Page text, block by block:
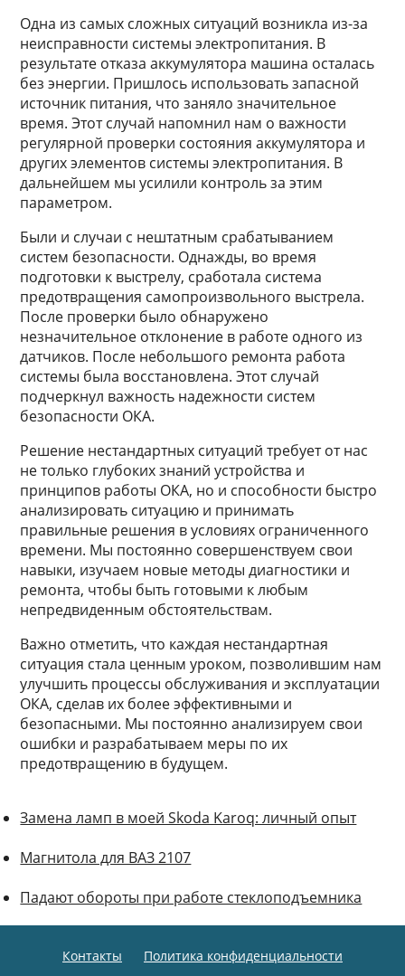
Одна из самых сложных ситуаций возникла из-за
неисправности системы электропитания. В
результате отказа аккумулятора машина осталась
без энергии. Пришлось использовать запасной
источник питания, что заняло значительное
время. Этот случай напомнил нам о важности
регулярной проверки состояния аккумулятора и
других элементов системы электропитания. В
дальнейшем мы усилили контроль за этим
параметром.
Были и случаи с нештатным срабатыванием
систем безопасности. Однажды, во время
подготовки к выстрелу, сработала система
предотвращения самопроизвольного выстрела.
После проверки было обнаружено
незначительное отклонение в работе одного из
датчиков. После небольшого ремонта работа
системы была восстановлена. Этот случай
подчеркнул важность надежности систем
безопасности ОКА.
Решение нестандартных ситуаций требует от нас
не только глубоких знаний устройства и
принципов работы ОКА, но и способности быстро
анализировать ситуацию и принимать
правильные решения в условиях ограниченного
времени. Мы постоянно совершенствуем свои
навыки, изучаем новые методы диагностики и
ремонта, чтобы быть готовыми к любым
непредвиденным обстоятельствам.
Важно отметить, что каждая нестандартная
ситуация стала ценным уроком, позволившим нам
улучшить процессы обслуживания и эксплуатации
ОКА, сделав их более эффективными и
безопасными. Мы постоянно анализируем свои
ошибки и разрабатываем меры по их
предотвращению в будущем.
Замена ламп в моей Skoda Karoq: личный опыт
Магнитола для ВАЗ 2107
Падают обороты при работе стеклоподъемника
Контакты Политика конфиденциальности